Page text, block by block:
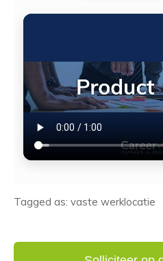
Tagged as: vaste werklocatie